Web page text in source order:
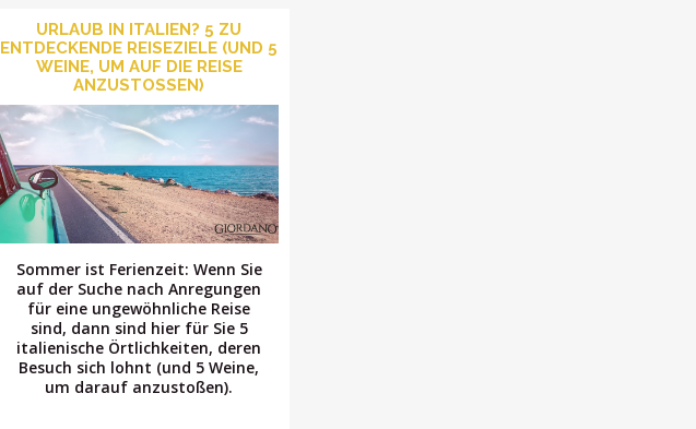
URLAUB IN ITALIEN? 5 ZU
ENTDECKENDE REISEZIELE (UND 5
WEINE, UM AUF DIE REISE
ANZUSTOSSEN)
Sommer ist Ferienzeit: Wenn Sie
auf der Suche nach Anregungen
für eine ungewöhnliche Reise
sind, dann sind hier für Sie 5
italienische Örtlichkeiten, deren
Besuch sich lohnt (und 5 Weine,
um darauf anzustoßen).